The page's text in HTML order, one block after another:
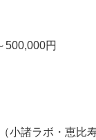
500,000円
小諸ラボ・恵比